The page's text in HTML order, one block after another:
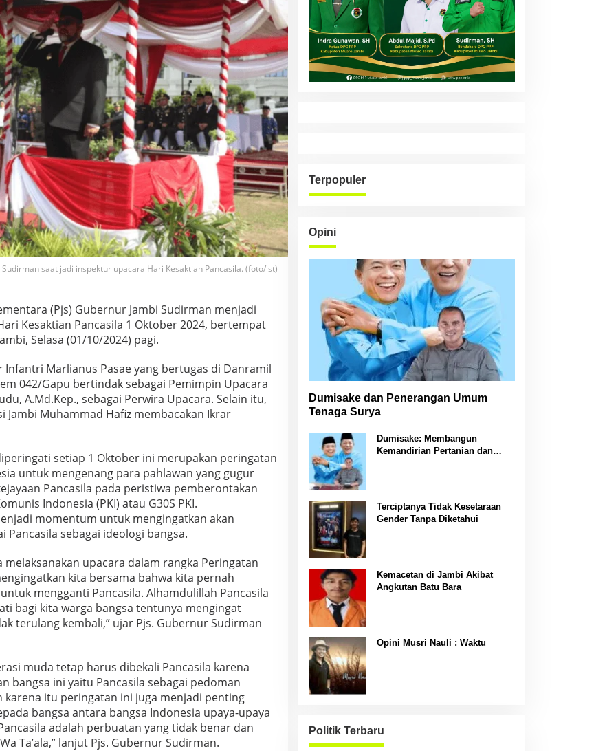
Sudirman saat jadi inspektur upacara Hari Kesaktian Pancasila. (foto/ist)
(Pjs) Gubernur Jambi Sudirman menjadi
Kesaktian Pancasila 1 Oktober 2024, bertempat
Selasa (01/10/2024) pagi.
Marlianus Pasae yang bertugas di Danramil
042/Gapu bertindak sebagai Pemimpin Upacara
A.Md.Kep., sebagai Perwira Upacara. Selain itu,
Jambi Muhammad Hafiz membacakan Ikrar
setiap 1 Oktober ini merupakan peringatan
untuk mengenang para pahlawan yang gugur
Pancasila pada peristiwa pemberontakan
Indonesia (PKI) atau G30S PKI.
momentum untuk mengingatkan akan
Pancasila sebagai ideologi bangsa.
upacara dalam rangka Peringatan
kita bersama bahwa kita pernah
mengganti Pancasila. Alhamdulillah Pancasila
bagi kita warga bangsa tentunya mengingat
terulang kembali,” ujar Pjs. Gubernur Sudirman
muda tetap harus dibekali Pancasila karena
bangsa ini yaitu Pancasila sebagai pedoman
karena itu peringatan ini juga menjadi penting
bangsa antara bangsa Indonesia upaya-upaya
adalah perbuatan yang tidak benar dan
Ta’ala,” lanjut Pjs. Gubernur Sudirman.
Terpopuler
Opini
Dumisake dan Penerangan Umum
Tenaga Surya
Dumisake: Membangun
Kemandirian Pertanian dan
Terciptanya Tidak Kesetaraan
Gender Tanpa Diketahui
Kemacetan di Jambi Akibat
Angkutan Batu Bara
Opini Musri Nauli : Waktu
Politik Terbaru